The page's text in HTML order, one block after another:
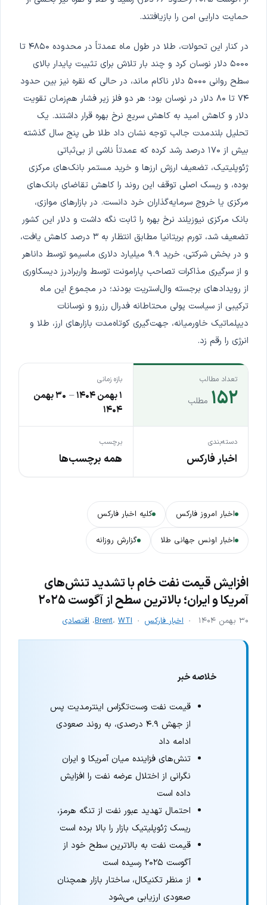
حمایت دارایی امن را بازیافتند.
در کنار این تحولات، طلا در طول ماه عمدتاً در محدوده ۴۸۵۰ تا
۵۰۰۰ دلار نوسان کرد و چند بار تلاش برای تثبیت پایدار بالای
سطح روانی ۵۰۰۰ دلار ناکام ماند، در حالی که نقره نیز بین حدود
۷۴ تا ۸۰ دلار در نوسان بود؛ هر دو فلز زیر فشار هم‌زمان تقویت
دلار و کاهش امید به کاهش سریع نرخ بهره قرار داشتند. یک
تحلیل بلندمدت جالب توجه نشان داد طلا طی پنج سال گذشته
بیش از ۱۷۰ درصد رشد کرده که عمدتاً ناشی از بی‌ثباتی
ژئوپلیتیک، تضعیف ارزش ارزها و خرید مستمر بانک‌های مرکزی
بوده، و ریسک اصلی توقف این روند را کاهش تقاضای بانک‌های
مرکزی یا خروج سرمایه‌گذاران خرد دانست. در بازارهای موازی،
بانک مرکزی نیوزیلند نرخ بهره را ثابت نگه داشت و دلار این کشور
تضعیف شد، تورم بریتانیا مطابق انتظار به ۳ درصد کاهش یافت،
و در بخش شرکتی، خرید ۹.۹ میلیارد دلاری ماسیمو توسط داناهر
و از سرگیری مذاکرات تصاحب پارامونت توسط واربرادرز دیسکاوری
از رویدادهای برجسته وال‌استریت بودند؛ در مجموع این ماه
ترکیبی از سیاست پولی محتاطانه فدرال رزرو و نوسانات
دیپلماتیک خاورمیانه، جهت‌گیری کوتاه‌مدت بازارهای ارز، طلا و
انرژی را رقم زد.
تعداد مطالب
۱۵۲ مطلب
بازه زمانی
۱ بهمن ۱۴۰۴ –
۳۰ بهمن
۱۴۰۴
دسته‌بندی
اخبار فارکس
برچسب
همه برچسب‌ها
اخبار امروز فارکس کلیه اخبار فارکس
اخبار اونس جهانی طلا گزارش روزانه
افزایش قیمت نفت خام با تشدید تنش‌های
آمریکا و ایران؛ بالاترین سطح از آگوست ۲۰۲۵
۳۰ بهمن ۱۴۰۴ اخبار فارکس Brent، WTI ، اقتصادی
خلاصه خبر
قیمت نفت وست‌تگزاس اینترمدیت پس
از جهش ۴.۹ درصدی، به روند صعودی
ادامه داد
تنش‌های فزاینده میان آمریکا و ایران
نگرانی از اختلال عرضه نفت را افزایش
داده است
احتمال تهدید عبور نفت از تنگه هرمز،
ریسک ژئوپلیتیک بازار را بالا برده است
قیمت نفت به بالاترین سطح خود از
آگوست ۲۰۲۵ رسیده است
از منظر تکنیکال، ساختار بازار همچنان
صعودی ارزیابی می‌شود